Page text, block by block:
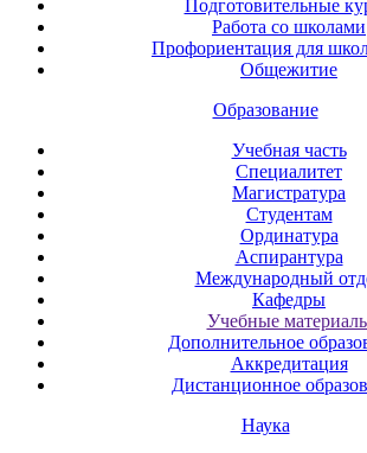
Подготовительные
Работа со школами
Профориентация для
Общежитие
Образование
Учебная часть
Специалитет
Магистратура
Студентам
Ординатура
Аспирантура
Международный
Кафедры
Учебные
Дополнительное
Аккредитация
Дистанционное
Наука